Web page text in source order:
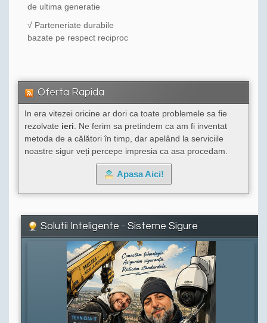
de ultima generatie
√ Parteneriate durabile
bazate pe respect reciproc
Oferta Rapida
In era vitezei oricine ar dori ca toate problemele sa fie
rezolvate ieri. Ne ferim sa pretindem ca am fi inventat
metoda de a călători în timp, dar apelând la serviciile
noastre sigur veți percepe impresia ca asa procedam.
Apasa Aici!
Solutii Inteligente - Sisteme Sigure